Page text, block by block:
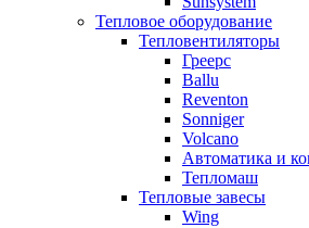
Тепловое оборудование
Тепловентиляторы
Греерс
Ballu
Reventon
Sonniger
Volcano
Автоматика и
Тепломаш
Тепловые завесы
Wing